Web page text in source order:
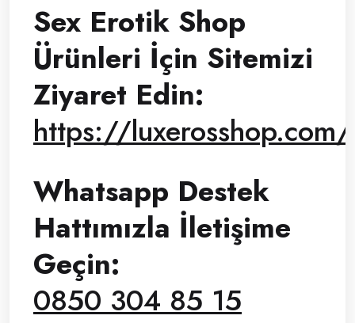
Sex Erotik Shop
Ürünleri İçin Sitemizi
Ziyaret Edin:
https://luxerosshop.com/
Whatsapp Destek
Hattımızla İletişime
Geçin:
0850 304 85 15